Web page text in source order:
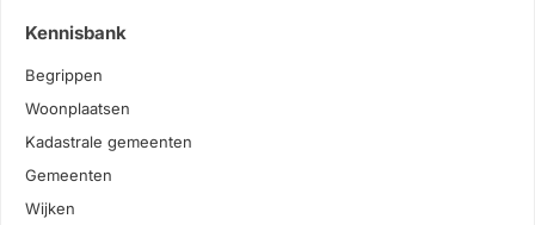
Kennisbank
Begrippen
Woonplaatsen
Kadastrale gemeenten
Gemeenten
Wijken